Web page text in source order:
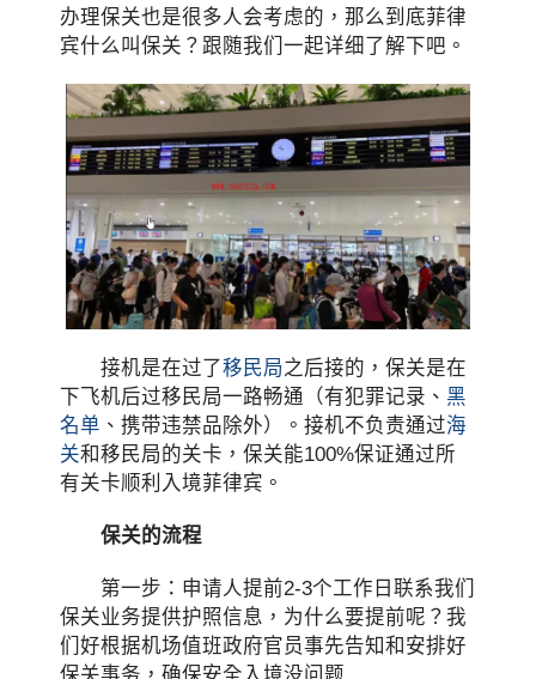
办理保关也是很多人会考虑的，那么到底菲律
宾什么叫保关？跟随我们一起详细了解下吧。
接机是在过了移民局之后接的，保关是在
下飞机后过移民局一路畅通（有犯罪记录、 黑
名单 、携带违禁品除外）。接机不负责通过海
关和移民局的关卡，保关能100%保证通过所
有关卡顺利入境菲律宾。
保关的流程
第一步：申请人提前2-3个工作日联系我们
保关业务提供护照信息，为什么要提前呢？我
们好根据机场值班政府官员事先告知和安排好
保关事务，确保安全入境没问题